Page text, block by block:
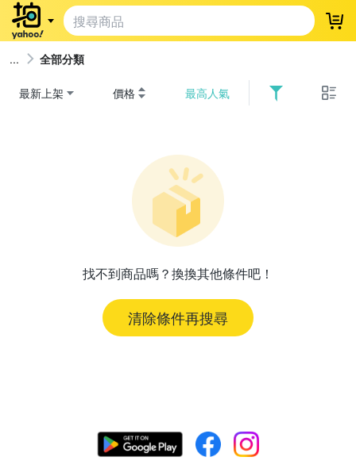
登
全部分類
最新上架 價格 最高人氣
找不到商品嗎？換換其他條件吧！
清除條件再搜尋